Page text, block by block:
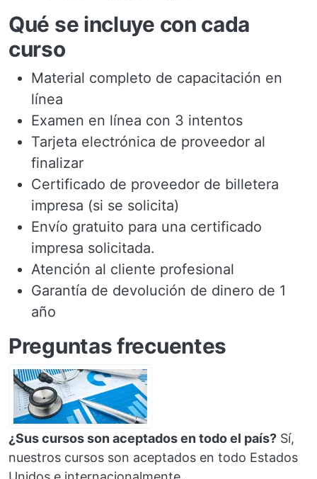
Qué se incluye con cada
curso
Material completo de capacitación en
línea
Examen en línea con 3 intentos
Tarjeta electrónica de proveedor al
finalizar
Certificado de proveedor de billetera
impresa (si se solicita)
Envío gratuito para una certificado
impresa solicitada.
Atención al cliente profesional
Garantía de devolución de dinero de 1
año
Preguntas frecuentes
¿Sus cursos son aceptados en todo el país? Sí,
nuestros cursos son aceptados en todo Estados